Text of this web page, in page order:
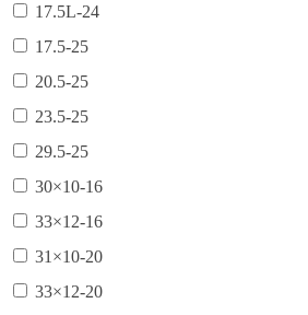
17.5L-24
17.5-25
20.5-25
23.5-25
29.5-25
30×10-16
33×12-16
31×10-20
33×12-20